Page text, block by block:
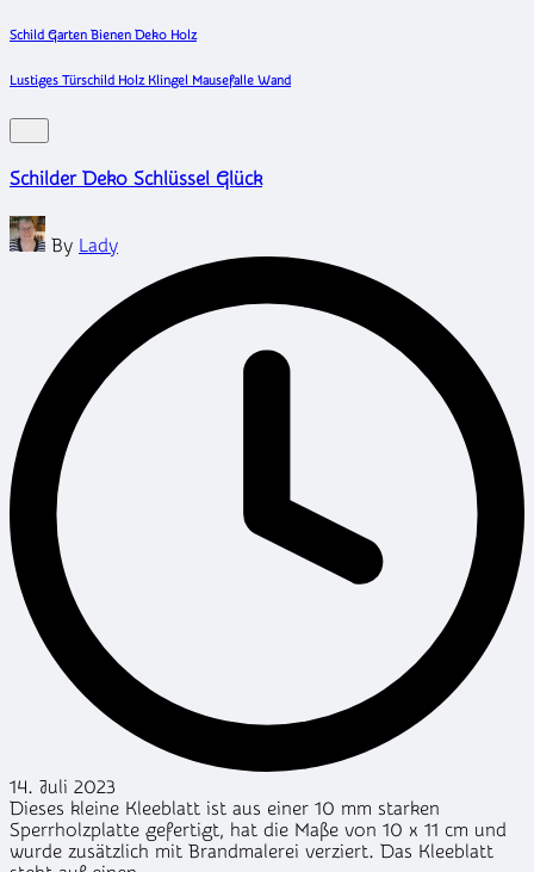
Schild Garten Bienen Deko Holz
Lustiges Türschild Holz Klingel Mausefalle Wand
Schilder Deko Schlüssel Glück
Posted
by
By Lady
14. Juli 2023
Dieses kleine Kleeblatt ist aus einer 10 mm starken
Sperrholzplatte gefertigt, hat die Maße von 10 x 11 cm und
wurde zusätzlich mit Brandmalerei verziert. Das Kleeblatt